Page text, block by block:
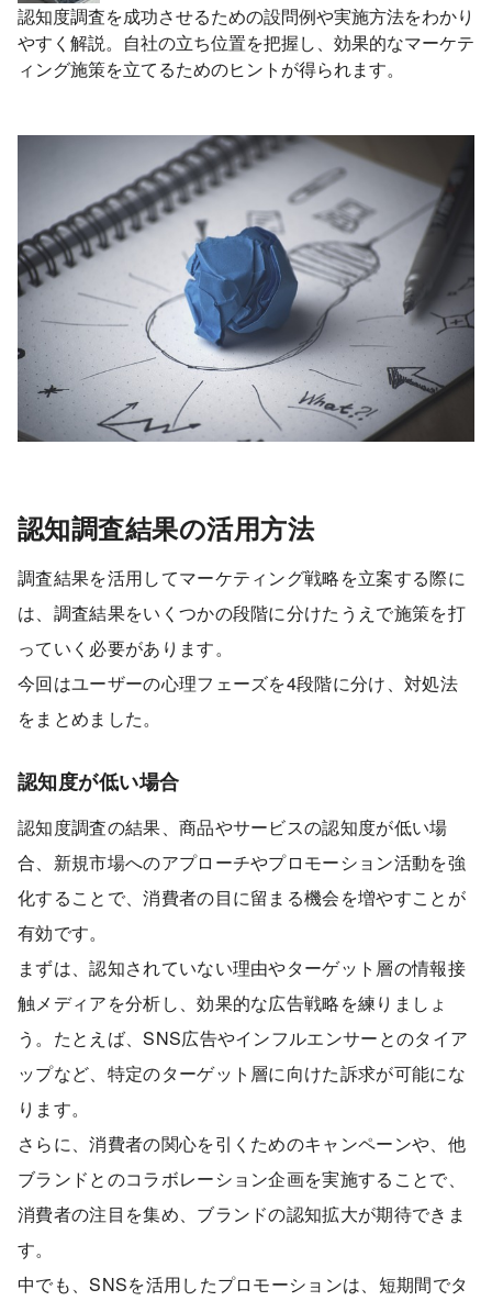
認知度調査を成功させるための設問例や実施方法をわかり
やすく解説。自社の立ち位置を把握し、効果的なマーケテ
ィング施策を立てるためのヒントが得られます。
認知調査結果の活用方法
調査結果を活用してマーケティング戦略を立案する際に
は、調査結果をいくつかの段階に分けたうえで施策を打
っていく必要があります。
今回はユーザーの心理フェーズを4段階に分け、対処法
をまとめました。
認知度が低い場合
認知度調査の結果、商品やサービスの認知度が低い場
合、新規市場へのアプローチやプロモーション活動を強
化することで、消費者の目に留まる機会を増やすことが
有効です。
まずは、認知されていない理由やターゲット層の情報接
触メディアを分析し、効果的な広告戦略を練りましょ
う。たとえば、SNS広告やインフルエンサーとのタイア
ップなど、特定のターゲット層に向けた訴求が可能にな
ります。
さらに、消費者の関心を引くためのキャンペーンや、他
ブランドとのコラボレーション企画を実施することで、
消費者の注目を集め、ブランドの認知拡大が期待できま
す。
中でも、SNSを活用したプロモーションは、短期間でタ